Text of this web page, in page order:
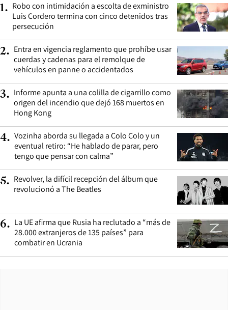
1. Robo con intimidación a escolta de exministro
Luis Cordero termina con cinco detenidos tras
persecución
2. Entra en vigencia reglamento que prohíbe usar
cuerdas y cadenas para el remolque de
vehículos en panne o accidentados
3. Informe apunta a una colilla de cigarrillo como
origen del incendio que dejó 168 muertos en
Hong Kong
4. Vozinha aborda su llegada a Colo Colo y un
eventual retiro: “He hablado de parar, pero
tengo que pensar con calma”
5. Revolver, la difícil recepción del álbum que
revolucionó a The Beatles
6. La UE afirma que Rusia ha reclutado a “más de
28.000 extranjeros de 135 países” para
combatir en Ucrania